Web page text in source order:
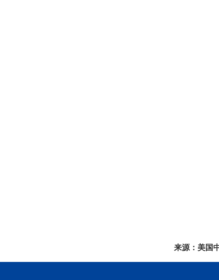
来源：美国